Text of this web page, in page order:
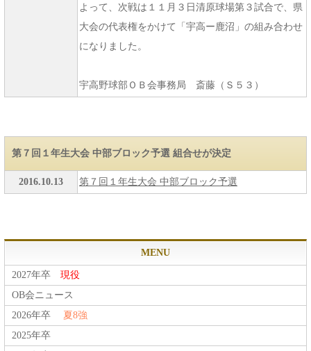
よって、次戦は１１月３日清原球場第３試合で、県
大会の代表権をかけて「宇高ー鹿沼」の組み合わせ
になりました。
宇高野球部ＯＢ会事務局 斎藤（Ｓ５３）
第７回１年生大会 中部ブロック予選 組合せが決定
2016.10.13 第７回１年生大会 中部ブロック予選
MENU
2027年卒 現役
OB会ニュース
2026年卒
夏8強
2025年卒